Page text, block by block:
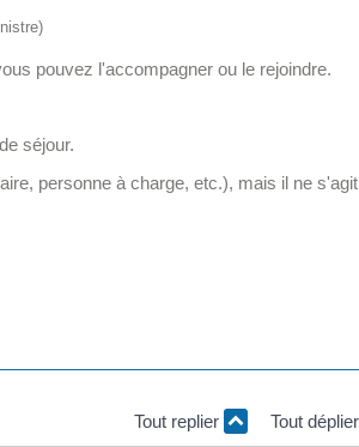
pouvez l'accompagner ou le rejoindre.
séjour.
personne à charge, etc.), mais il ne s'agit
Tout replier Tout